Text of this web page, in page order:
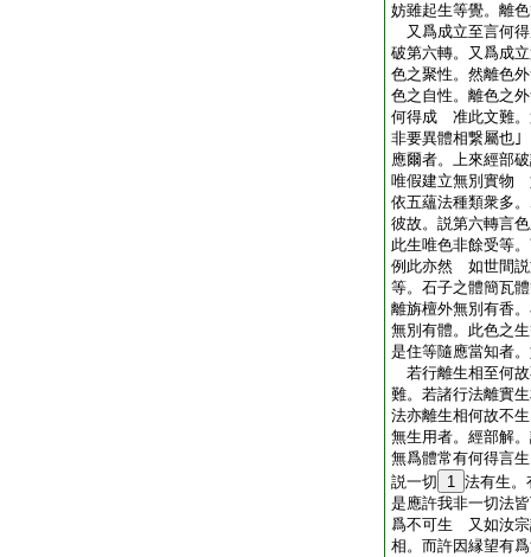
妨雖起生等覺。離
又爲成立至言何
破第六轉。又爲成
色之聚性。然離色
色之自性。離色之
何得成 准此文難。
非要異體相繋屬
應爾者。上來經部
唯假建立無別實物
依五蘊法種類衆多
彼故。説第六轉言
此生唯色非餘受等
例此亦然 如世間説
等。石子之體簡瓦
離旃檀外無別有香
無別有體。此色
是住等隨應當知者
若行離生相至何
難。若諸行法離實
法亦離生相何故
無生用者。經部解
無爲體常有何得言
説一切
1 法有生。
是應許我非一切法
爲不可生 又如汝宗
相。而許因縁望有